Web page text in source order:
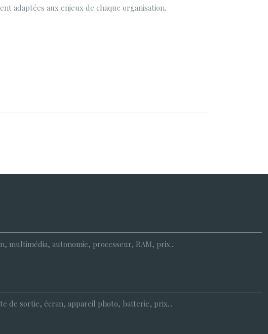
adaptées aux enjeux de chaque organisation.
multimédia, autonomie, processeur, RAM, prix...
de sortie, écran, appareil photo, batterie, prix...